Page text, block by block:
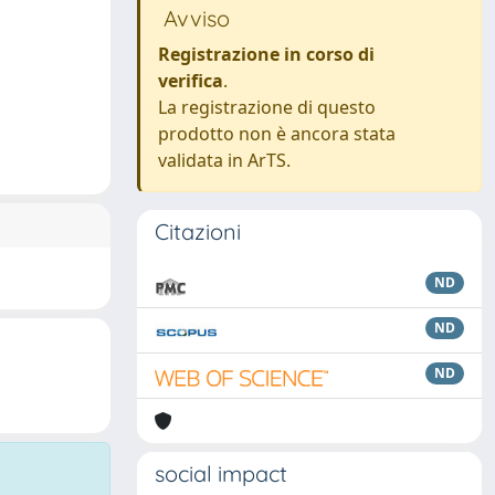
Avviso
Registrazione in corso di
verifica.
La registrazione di questo
prodotto non è ancora stata
validata in ArTS.
Citazioni
ND
ND
ND
social impact